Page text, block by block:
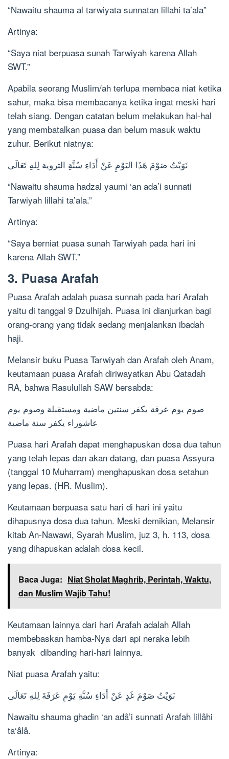
“Nawaitu shauma al tarwiyata sunnatan lillahi ta’ala”
Artinya:
“Saya niat berpuasa sunah Tarwiyah karena Allah
SWT.”
Apabila seorang Muslim/ah terlupa membaca niat ketika
sahur, maka bisa membacanya ketika ingat meski hari
telah siang. Dengan catatan belum melakukan hal-hal
yang membatalkan puasa dan belum masuk waktu
zuhur. Berikut niatnya:
نَوَيْتُ صَوْمَ هَذَا اليَوْمِ عَنْ أَدَاءِ سُنَّةِ التروية لِلهِ تَعَالَى
“Nawaitu shauma hadzal yaumi ‘an ada’i sunnati
Tarwiyah lillahi ta’ala.”
Artinya:
“Saya berniat puasa sunah Tarwiyah pada hari ini
karena Allah SWT.”
3. Puasa Arafah
Puasa Arafah adalah puasa sunnah pada hari Arafah
yaitu di tanggal 9 Dzulhijah. Puasa ini dianjurkan bagi
orang-orang yang tidak sedang menjalankan ibadah
haji.
Melansir buku Puasa Tarwiyah dan Arafah oleh Anam,
keutamaan puasa Arafah diriwayatkan Abu Qatadah
RA, bahwa Rasulullah SAW bersabda:
صوم يوم عرفة يكفر سنتين ماضية ومستقبلة وصوم يوم
عاشوراء يكفر سنة ماضية
Puasa hari Arafah dapat menghapuskan dosa dua tahun
yang telah lepas dan akan datang, dan puasa Assyura
(tanggal 10 Muharram) menghapuskan dosa setahun
yang lepas. (HR. Muslim).
Keutamaan berpuasa satu hari di hari ini yaitu
dihapusnya dosa dua tahun. Meski demikian, Melansir
kitab An-Nawawi, Syarah Muslim, juz 3, h. 113, dosa
yang dihapuskan adalah dosa kecil.
Baca Juga: Niat Sholat Maghrib, Perintah, Waktu,
dan Muslim Wajib Tahu!
Keutamaan lainnya dari hari Arafah adalah Allah
membebaskan hamba-Nya dari api neraka lebih
banyak dibanding hari-hari lainnya.
Niat puasa Arafah yaitu:
نَوَيْتُ صَوْمَ غَدٍ عَنْ أَدَاءِ سُنَّةِ يَوْمِ عَرَفَةَ لِلهِ تَعَالَى
Nawaitu shauma ghadin ‘an adâ’i sunnati Arafah lillâhi
ta‘âlâ.
Artinya: